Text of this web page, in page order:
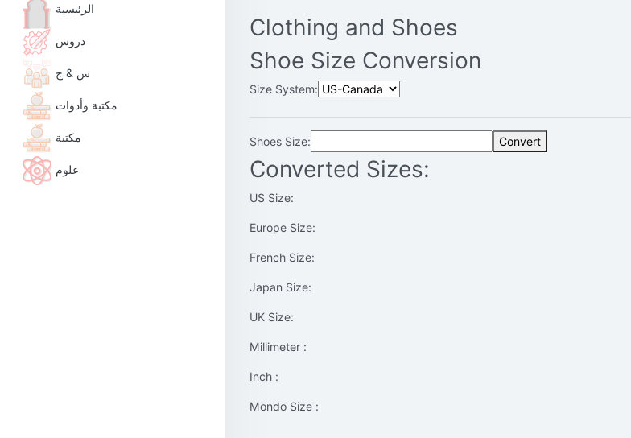
الرئيسية
دروس
س & ج
مكتبة وأدوات
مكتبة
علوم
Clothing and Shoes
Shoe Size Conversion
Size System:
Shoes Size: Convert
Converted Sizes:
US Size:
Europe Size:
French Size:
Japan Size:
UK Size:
Millimeter :
Inch :
Mondo Size :